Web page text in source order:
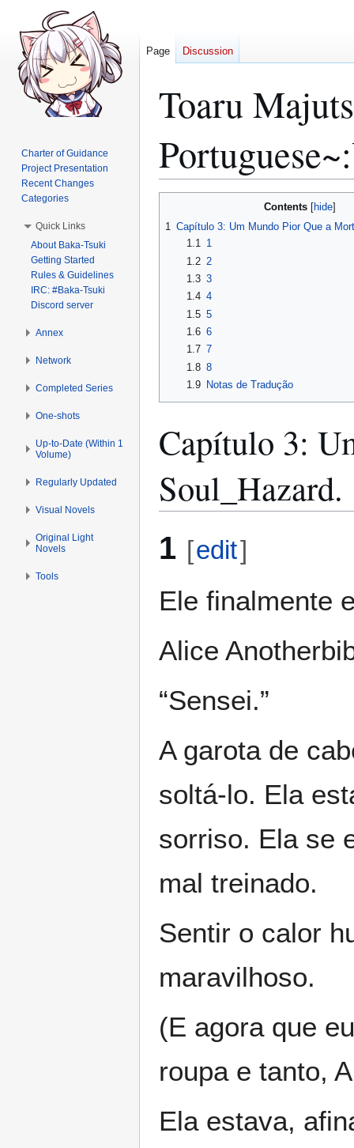
Toaru
navigation
search
Contents
1 Capítulo 3: Um Mundo Pior Que a
1.1 1
1.2 2
1.3 3
1.4 4
1.5 5
1.6 6
1.7 7
1.8 8
1.9
Notas de Tradução
Capítulo 3:
Soul_Hazard.
1 [edit]
Ele finalmente
Alice
“Sensei.”
A garota de
soltá-lo. Ela
sorriso. Ela se
mal treinado.
Sentir o calor
maravilhoso.
(E agora que
roupa e tanto,
Ela estava,
Page Discussion
Charter of Guidance
Project Presentation
Recent Changes
Categories
Quick Links
About Baka-Tsuki
Getting Started
Rules & Guidelines
IRC: #Baka-Tsuki
Discord server
Annex
Network
Completed Series
One-shots
Up-to-Date (Within 1
Volume)
Regularly Updated
Visual Novels
Original Light
Novels
Tools